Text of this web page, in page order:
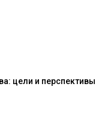
цели и перспективы